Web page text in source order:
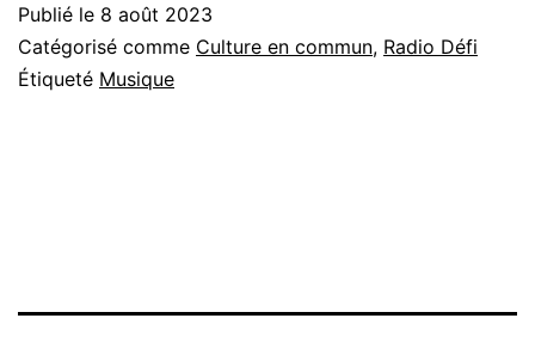
Publié le 8 août 2023
Catégorisé comme Culture en commun, Radio Défi
Étiqueté Musique